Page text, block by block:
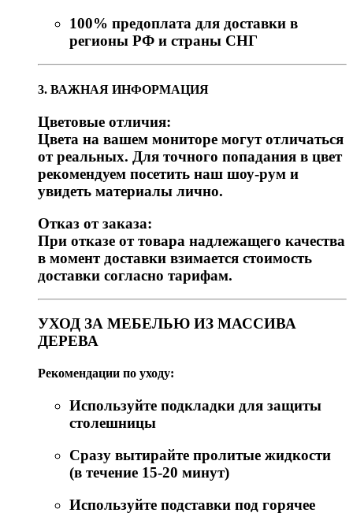
100% предоплата для доставки в
регионы РФ и страны СНГ
3. ВАЖНАЯ ИНФОРМАЦИЯ
Цветовые отличия:
Цвета на вашем мониторе могут отличаться
от реальных. Для точного попадания в цвет
рекомендуем посетить наш шоу-рум и
увидеть материалы лично.
Отказ от заказа:
При отказе от товара надлежащего качества
в момент доставки взимается стоимость
доставки согласно тарифам.
УХОД ЗА МЕБЕЛЬЮ ИЗ МАССИВА
ДЕРЕВА
Рекомендации по уходу:
Используйте подкладки для защиты
столешницы
Сразу вытирайте пролитые жидкости
(в течение 15-20 минут)
Используйте подставки под горячее